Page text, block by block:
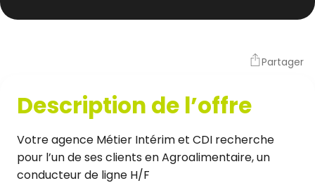
Partager
Description de l’offre
Votre agence Métier Intérim et CDI recherche
pour l’un de ses clients en Agroalimentaire, un
conducteur de ligne H/F